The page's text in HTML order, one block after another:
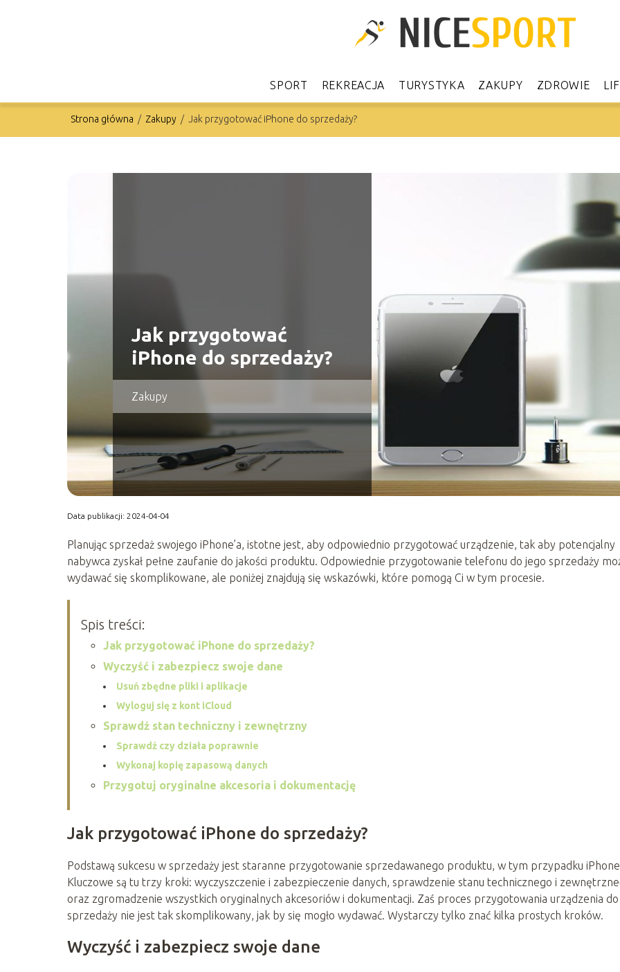
SPORT REKREACJA TURYSTYKA ZAKUPY ZDROWIE
Strona główna / Zakupy / Jak przygotować iPhone do sprzedaży?
Jak przygotować
iPhone do sprzedaży?
Zakupy
Data publikacji: 2024-04-04
Planując sprzedaż swojego iPhone’a, istotne jest, aby odpowiednio przygotować urządzenie, tak aby potencjalny
nabywca zyskał pełne zaufanie do jakości produktu. Odpowiednie przygotowanie telefonu do jego sprzedaży
wydawać się skomplikowane, ale poniżej znajdują się wskazówki, które pomogą Ci w tym procesie.
Spis treści:
Jak przygotować iPhone do sprzedaży?
Wyczyść i zabezpiecz swoje dane
Usuń zbędne pliki i aplikacje
Wyloguj się z kont iCloud
Sprawdź stan techniczny i zewnętrzny
Sprawdź czy działa poprawnie
Wykonaj kopię zapasową danych
Przygotuj oryginalne akcesoria i dokumentację
Jak przygotować iPhone do sprzedaży?
Podstawą sukcesu w sprzedaży jest staranne przygotowanie sprzedawanego produktu, w tym przypadku
Kluczowe są tu trzy kroki: wyczyszczenie i zabezpieczenie danych, sprawdzenie stanu technicznego i
oraz zgromadzenie wszystkich oryginalnych akcesoriów i dokumentacji. Zaś proces przygotowania urządzenia do
sprzedaży nie jest tak skomplikowany, jak by się mogło wydawać. Wystarczy tylko znać kilka prostych kroków.
Wyczyść i zabezpiecz swoje dane